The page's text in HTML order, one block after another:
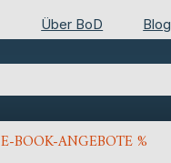
Über BoD Blog
E-BOOK-ANGEBOTE %